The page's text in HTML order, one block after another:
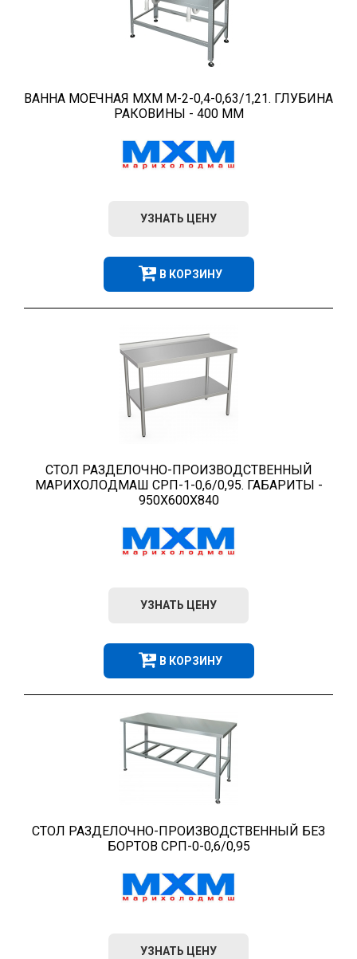
ВАННА МОЕЧНАЯ МХМ М-2-0,4-0,63/1,21. ГЛУБИНА
РАКОВИНЫ - 400 ММ
УЗНАТЬ ЦЕНУ
В КОРЗИНУ
СТОЛ РАЗДЕЛОЧНО-ПРОИЗВОДСТВЕННЫЙ
МАРИХОЛОДМАШ СРП-1-0,6/0,95. ГАБАРИТЫ -
950Х600Х840
УЗНАТЬ ЦЕНУ
В КОРЗИНУ
СТОЛ РАЗДЕЛОЧНО-ПРОИЗВОДСТВЕННЫЙ БЕЗ
БОРТОВ СРП-0-0,6/0,95
УЗНАТЬ ЦЕНУ